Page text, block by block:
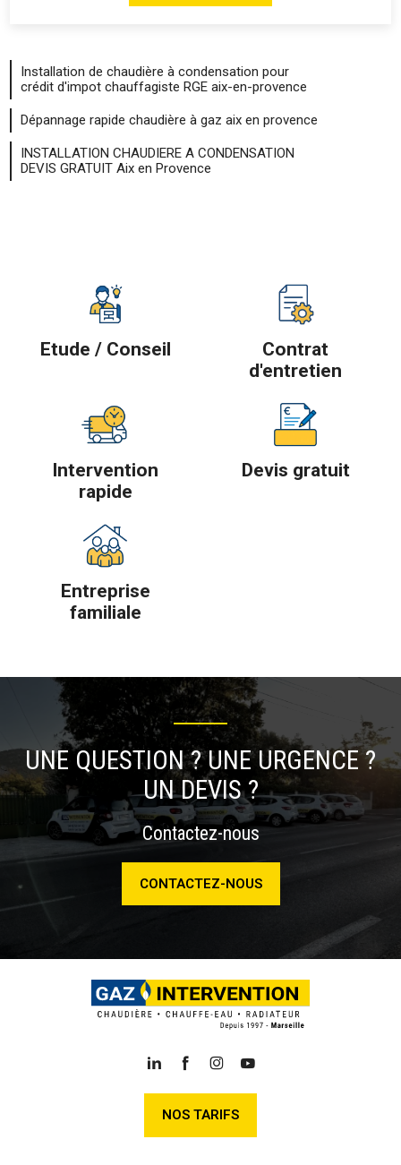
Installation de chaudière à condensation pour
crédit d'impot chauffagiste RGE aix-en-provence
Dépannage rapide chaudière à gaz aix en provence
INSTALLATION CHAUDIERE A CONDENSATION
DEVIS GRATUIT Aix en Provence
Etude / Conseil
Contrat
d'entretien
Intervention
rapide
Devis gratuit
Entreprise
familiale
UNE QUESTION ? UNE URGENCE ?
UN DEVIS ?
Contactez-nous
CONTACTEZ-NOUS
NOS TARIFS